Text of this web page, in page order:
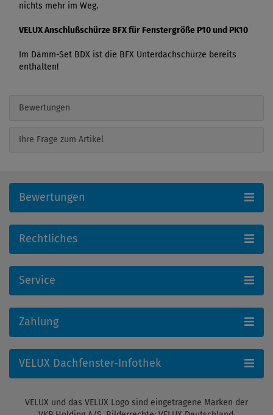
nichts mehr im Weg.
VELUX Anschlußschürze BFX für Fenstergröße P10 und PK10
Im Dämm-Set BDX ist die BFX Unterdachschürze bereits
enthalten!
Bewertungen
Ihre Frage zum Artikel
Bewertungen
Rechtliches
Service
Zahlung
VELUX Dachfenster-Infothek
VELUX und das VELUX Logo sind eingetragene Marken der